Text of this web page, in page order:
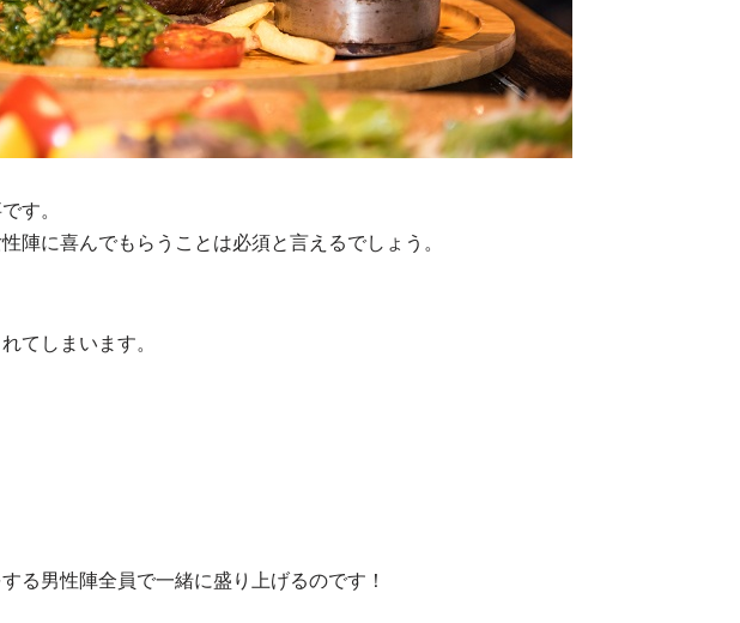
す。
陣に喜んでもらうことは必須と言えるでしょう。
てしまいます。
る男性陣全員で一緒に盛り上げるのです！